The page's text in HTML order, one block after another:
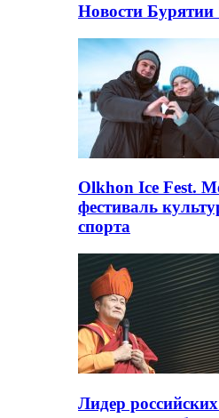
Новости
Olkhon Ice Fest.
фестиваль
спорта
Лидер